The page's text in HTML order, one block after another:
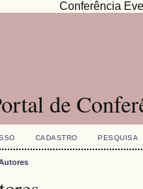
Conferência
de
CADASTRO PESQUISA